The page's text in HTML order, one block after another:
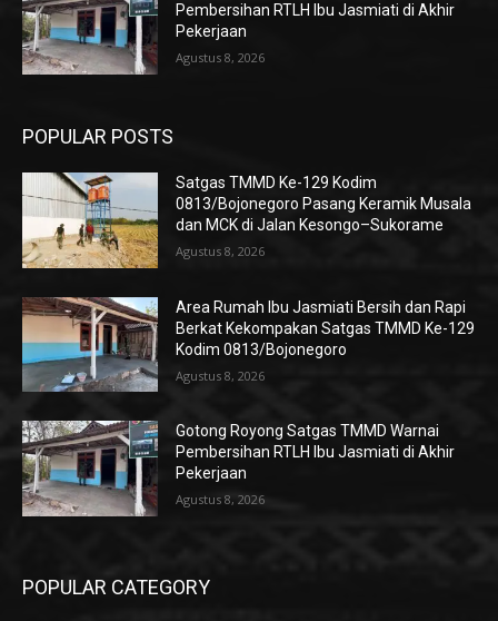
Pembersihan RTLH Ibu Jasmiati di Akhir
Pekerjaan
Agustus 8, 2026
POPULAR POSTS
Satgas TMMD Ke-129 Kodim
0813/Bojonegoro Pasang Keramik Musala
dan MCK di Jalan Kesongo–Sukorame
Agustus 8, 2026
Area Rumah Ibu Jasmiati Bersih dan Rapi
Berkat Kekompakan Satgas TMMD Ke-129
Kodim 0813/Bojonegoro
Agustus 8, 2026
Gotong Royong Satgas TMMD Warnai
Pembersihan RTLH Ibu Jasmiati di Akhir
Pekerjaan
Agustus 8, 2026
POPULAR CATEGORY